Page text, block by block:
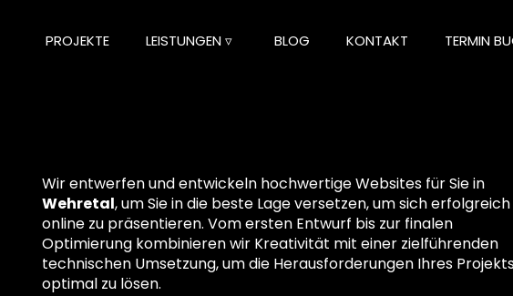
PROJEKTE LEISTUNGEN ▿ BLOG KONTAKT TERMIN
Wir entwerfen und entwickeln hochwertige Websites für Sie in
Wehretal, um Sie in die beste Lage versetzen, um sich erfolgreich
online zu präsentieren. Vom ersten Entwurf bis zur finalen
Optimierung kombinieren wir Kreativität mit einer zielführenden
technischen Umsetzung, um die Herausforderungen Ihres
optimal zu lösen.